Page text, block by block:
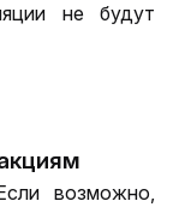
не будут
возможно,